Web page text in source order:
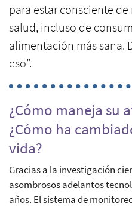
para estar consciente
salud, incluso de
alimentación más sana.
eso”.
¿Cómo maneja su
¿Cómo ha
vida?
Gracias a la investigación
asombrosos adelantos
años. El sistema de